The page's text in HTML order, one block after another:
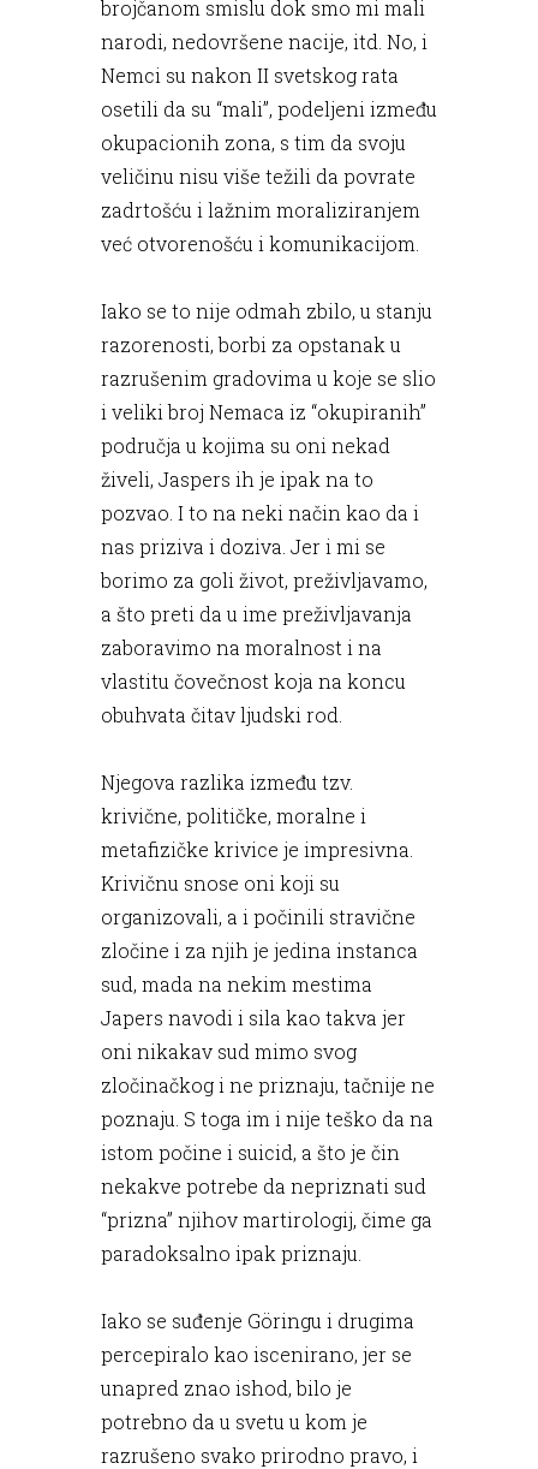
brojčanom smislu dok smo mi mali
narodi, nedovršene nacije, itd. No, i
Nemci su nakon II svetskog rata
osetili da su “mali”, podeljeni između
okupacionih zona, s tim da svoju
veličinu nisu više težili da povrate
zadrtošću i lažnim moraliziranjem
već otvorenošću i komunikacijom.
Iako se to nije odmah zbilo, u stanju
razorenosti, borbi za opstanak u
razrušenim gradovima u koje se slio
i veliki broj Nemaca iz “okupiranih”
područja u kojima su oni nekad
živeli, Jaspers ih je ipak na to
pozvao. I to na neki način kao da i
nas priziva i doziva. Jer i mi se
borimo za goli život, preživljavamo,
a što preti da u ime preživljavanja
zaboravimo na moralnost i na
vlastitu čovečnost koja na koncu
obuhvata čitav ljudski rod.
Njegova razlika između tzv.
krivične, političke, moralne i
metafizičke krivice je impresivna.
Krivičnu snose oni koji su
organizovali, a i počinili stravične
zločine i za njih je jedina instanca
sud, mada na nekim mestima
Japers navodi i sila kao takva jer
oni nikakav sud mimo svog
zločinačkog i ne priznaju, tačnije ne
poznaju. S toga im i nije teško da na
istom počine i suicid, a što je čin
nekakve potrebe da nepriznati sud
“prizna” njihov martirologij, čime ga
paradoksalno ipak priznaju.
Iako se suđenje Göringu i drugima
percepiralo kao iscenirano, jer se
unapred znao ishod, bilo je
potrebno da u svetu u kom je
razrušeno svako prirodno pravo, i